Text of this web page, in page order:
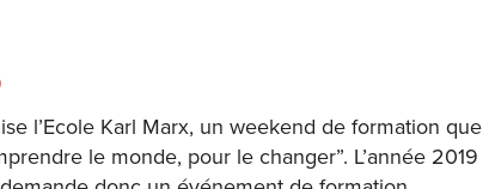
l’Ecole Karl Marx, un weekend de formation que
le monde, pour le changer”. L’année 2019